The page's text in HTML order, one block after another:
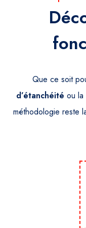
Que ce soit
d’étanchéité ou la
méthodologie reste